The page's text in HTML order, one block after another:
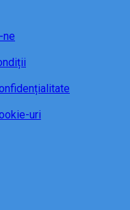
ne
uri